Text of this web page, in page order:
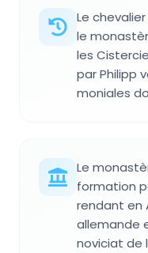
Le
le
les
par Philipp
moniales
Le
formation
rendant en
allemande
noviciat de